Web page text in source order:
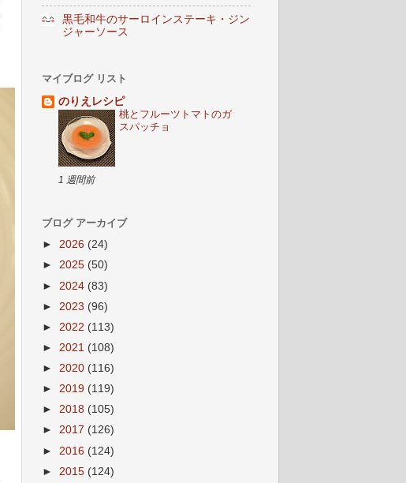
黒毛和牛のサーロインステーキ・ジン
ジャーソース
マイブログ リスト
のりえレシピ
桃とフルーツトマトのガ
スパッチョ
1 週間前
ブログ アーカイブ
► 2026 (24)
► 2025 (50)
► 2024 (83)
► 2023 (96)
► 2022 (113)
► 2021 (108)
► 2020 (116)
► 2019 (119)
► 2018 (105)
► 2017 (126)
► 2016 (124)
► 2015 (124)